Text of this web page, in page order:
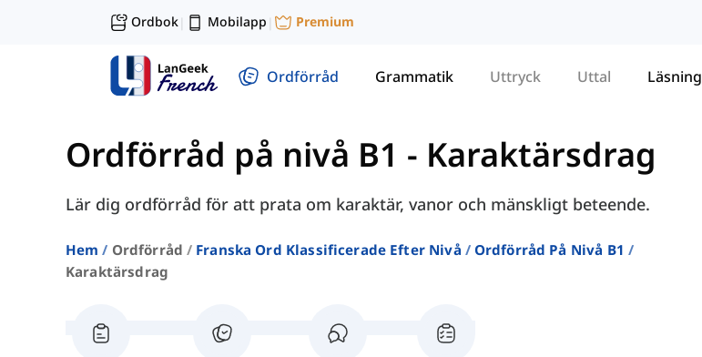
Ordbok| Mobilapp | Premium
Ordförråd Grammatik Uttryck Uttal Läsning
Ordförråd på nivå B1 - Karaktärsdrag
Lär dig ordförråd för att prata om karaktär, vanor och mänskligt beteende.
Hem Ordförråd Franska Ord Klassificerade Efter Nivå
Ordförråd På Nivå B1
Karaktärsdrag